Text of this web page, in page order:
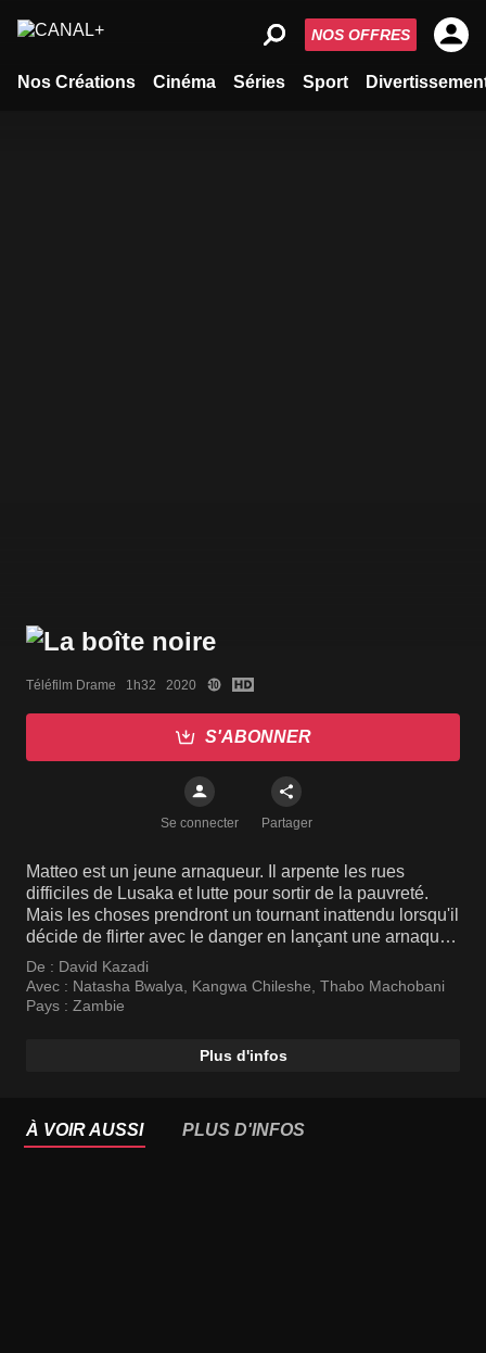
Nos Créations Cinéma Séries Sport
NOS OFFRES
Téléfilm Drame   1h32   2020
S'ABONNER
Se connecter Partager
Matteo est un jeune arnaqueur. Il arpente les rues
difficiles de Lusaka et lutte pour sortir de la pauvreté.
Mais les choses prendront un tournant inattendu lorsqu'il
décide de flirter avec le danger en lançant une arnaque
élaborée sur un politicien dés...
De : David Kazadi
Avec : Natasha Bwalya, Kangwa Chileshe, Thabo Machobani
Pays : Zambie
Plus d'infos
À VOIR AUSSI PLUS D'INFOS